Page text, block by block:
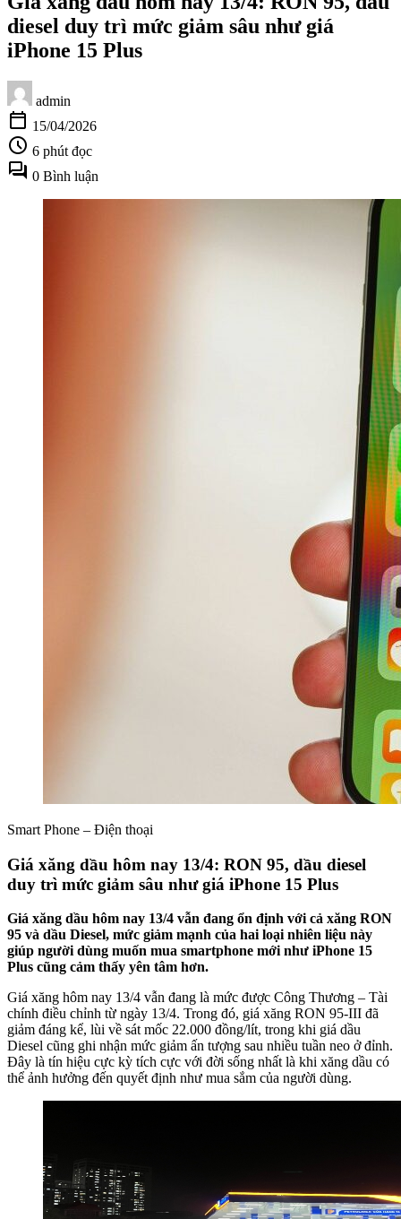
diesel duy trì mức giảm sâu như giá
iPhone 15 Plus
admin
calendar_today 15/04/2026
schedule 6 phút đọc
forum 0 Bình luận
Smart Phone – Điện thoại
Giá xăng dầu hôm nay 13/4: RON 95, dầu diesel
duy trì mức giảm sâu như giá iPhone 15 Plus
Giá xăng dầu hôm nay 13/4 vẫn đang ổn định với cả xăng RON
95 và dầu Diesel, mức giảm mạnh của hai loại nhiên liệu này
giúp người dùng muốn mua smartphone mới như iPhone 15
Plus cũng cảm thấy yên tâm hơn.
Giá xăng hôm nay 13/4 vẫn đang là mức được Công Thương – Tài
chính điều chỉnh từ ngày 13/4. Trong đó, giá xăng RON 95-III đã
giảm đáng kể, lùi về sát mốc 22.000 đồng/lít, trong khi giá dầu
Diesel cũng ghi nhận mức giảm ấn tượng sau nhiều tuần neo ở đỉnh.
Đây là tín hiệu cực kỳ tích cực với đời sống nhất là khi xăng dầu có
thể ảnh hưởng đến quyết định như mua sắm của người dùng.